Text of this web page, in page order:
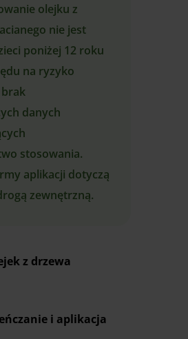
olejku z
nie jest
poniżej 12 roku
na ryzyko
danych
stosowania.
aplikacji dotyczą
zewnętrzną.
z drzewa
i aplikacja